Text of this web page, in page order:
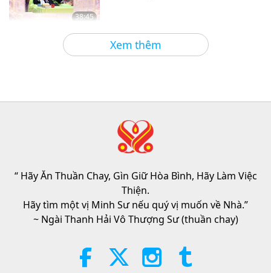
Xem thêm
38:45
2026-08-06
25:38
“Fast Charge” Is Wonderful Way
Whenever Material World Begins
to Feel Too Imposing
Tin Đáng Chú Ý 2026-08-05 1377Lượt Xem
38:07
“ Hãy Ăn Thuần Chay, Gìn Giữ Hòa Bình, Hãy Làm Việc
Thiện.
Hãy tìm một vị Minh Sư nếu quý vị muốn về Nhà.”
~ Ngài Thanh Hải Vô Thượng Sư (thuần chay)